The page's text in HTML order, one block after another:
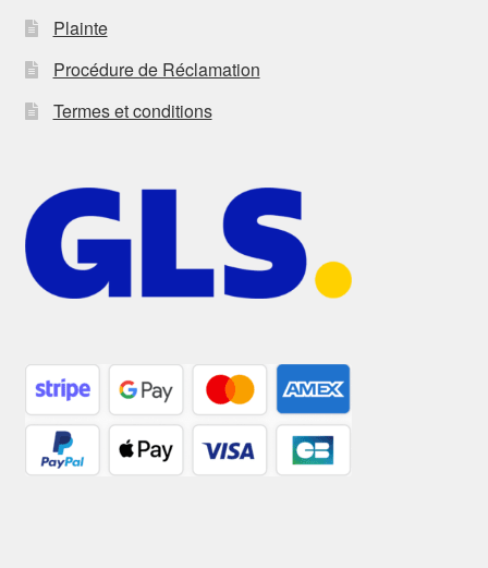
Plainte
Procédure de Réclamation
Termes et conditions